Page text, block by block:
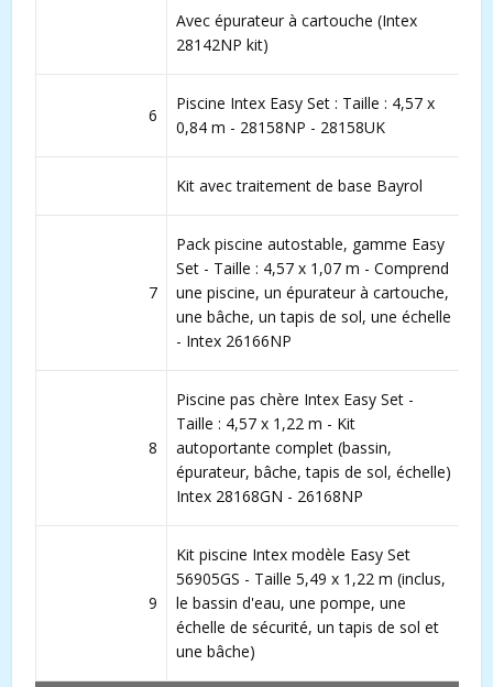
Avec épurateur à cartouche (Intex
28142NP kit)
6
Piscine Intex Easy Set : Taille : 4,57 x
0,84 m - 28158NP - 28158UK
Kit avec traitement de base Bayrol
7
Pack piscine autostable, gamme Easy
Set - Taille : 4,57 x 1,07 m - Comprend
une piscine, un épurateur à cartouche,
une bâche, un tapis de sol, une échelle
- Intex 26166NP
8
Piscine pas chère Intex Easy Set -
Taille : 4,57 x 1,22 m - Kit
autoportante complet (bassin,
épurateur, bâche, tapis de sol, échelle)
Intex 28168GN - 26168NP
9
Kit piscine Intex modèle Easy Set
56905GS - Taille 5,49 x 1,22 m (inclus,
le bassin d'eau, une pompe, une
échelle de sécurité, un tapis de sol et
une bâche)